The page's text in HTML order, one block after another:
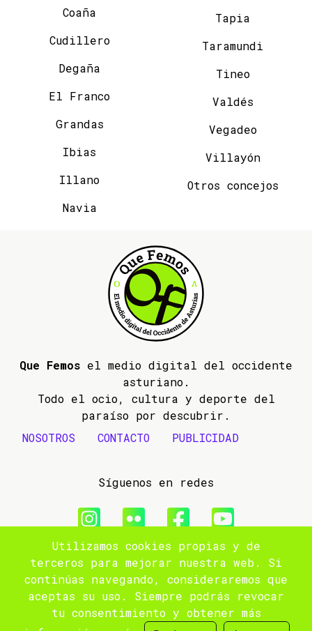
Coaña
Cudillero
Degaña
El Franco
Grandas
Ibias
Illano
Navia
Tapia
Taramundi
Tineo
Valdés
Vegadeo
Villayón
Otros concejos
Que Femos el medio digital del occidente
asturiano.
Todo el ocio, cultura y deporte del
paraíso por descubrir.
NOSOTROS
CONTACTO PUBLICIDAD
Síguenos en redes
© 2009- 2026 Que Femos
Política de privacidad
Utilizamos cookies propias y de
terceros para mejorar nuestra web. Si
continúas navegando, consideraremos que
aceptas su uso. Siempre podrás revocar
tu consentimiento y obtener más